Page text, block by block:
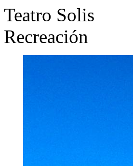
Teatro Solis
Recreación